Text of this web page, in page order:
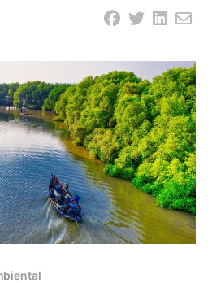
en la interconexión de
Salcedo, Guayubín y El